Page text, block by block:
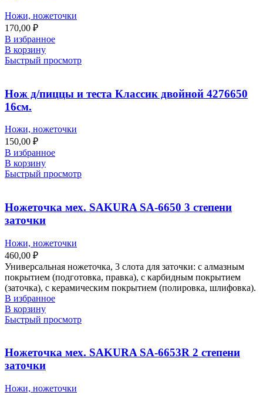
Ножи, ножеточки
170,00 ₽
В избранное
В корзину
Быстрый просмотр
Нож д/пиццы и теста Классик двойной 4276650
16см.
Ножи, ножеточки
150,00 ₽
В избранное
В корзину
Быстрый просмотр
Ножеточка мех. SAKURA SA-6650 3 степени
заточки
Ножи, ножеточки
460,00 ₽
Универсальная ножеточка, 3 слота для заточки: с алмазным
покрытием (подготовка, правка), с карбидным покрытием
(заточка), с керамическим покрытием (полировка, шлифовка).
В избранное
В корзину
Быстрый просмотр
Ножеточка мех. SAKURA SA-6653R 2 степени
заточки
Ножи, ножеточки